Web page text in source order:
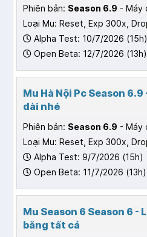
Phiên bản: Season 6.9 - Máy
Loại Mu: Reset, Exp 300x,
Alpha Test: 10/7/2026 (15h)
Open Beta: 12/7/2026 (13h)
Mu Hà Nội Pc Season
dài nhé
Phiên bản: Season 6.9 - Máy
Loại Mu: Reset, Exp 300x,
Alpha Test: 9/7/2026 (15h)
Open Beta: 11/7/2026 (13h)
Mu Season 6 Season 6 -
bằng tất cả